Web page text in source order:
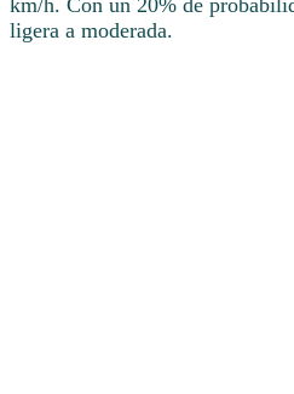
km/h. Con un 20% de
ligera a moderada.